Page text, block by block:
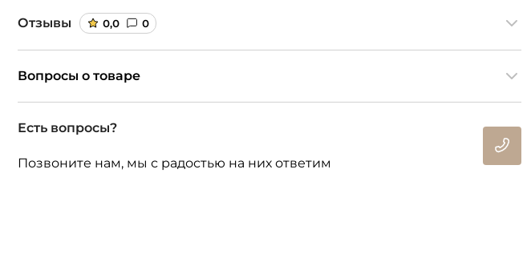
Отзывы 0,0 0
Вопросы о товаре
Есть вопросы?
Позвоните нам, мы с радостью на них ответим